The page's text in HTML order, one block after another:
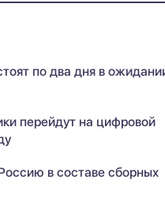
по два дня в
перейдут на цифровой
в составе сборных